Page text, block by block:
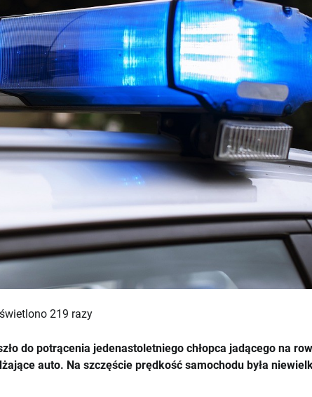
219 razy
do potrącenia jedenastoletniego chłopca jadącego na
auto. Na szczęście prędkość samochodu była